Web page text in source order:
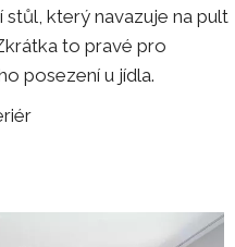
který navazuje na pult
to pravé pro
posezení u jídla.